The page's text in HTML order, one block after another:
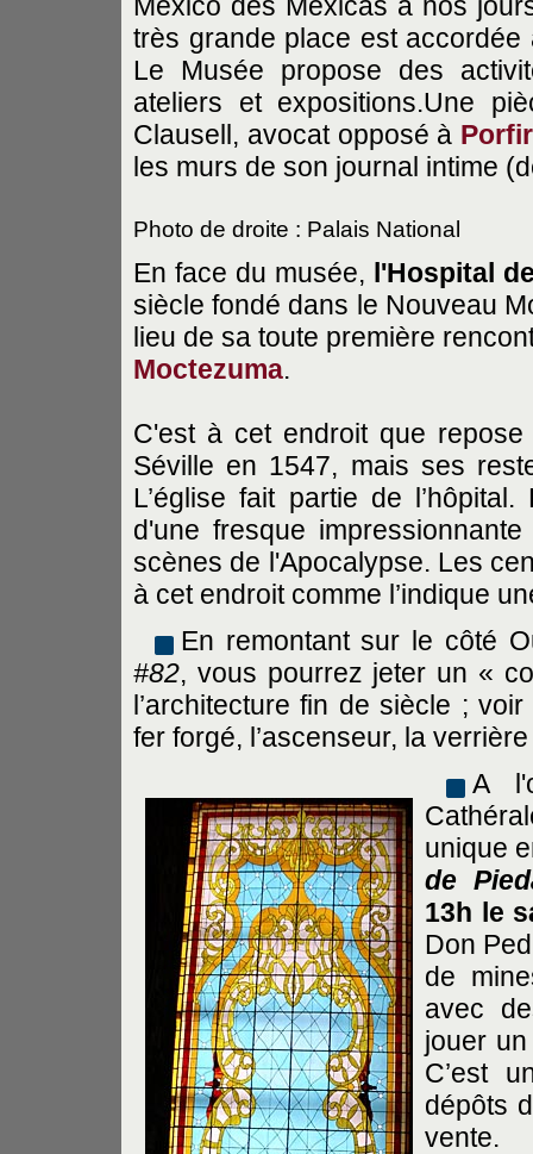
très grande place est
Le Musée propose des
ateliers et expositions.Une
Clausell, avocat opposé à
les murs de son journal intime
Photo de droite : Palais National
En face du musée, l'Hospital
siècle fondé dans le Nouveau
lieu de sa toute première
Moctezuma.
C'est à cet endroit que
Séville en 1547, mais ses
L’église fait partie de
d'une fresque
scènes de l'Apocalypse. Les
à cet endroit comme l’indique
En remontant sur le côté
#82, vous pourrez jeter un «
l’architecture fin de siècle ;
fer forgé, l’ascenseur, la
A
unique
de
13h le
Don
de
avec
jouer
C’est
dépôts
vente.